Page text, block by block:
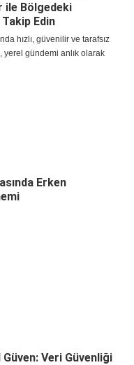
ile Bölgedeki
Edin
hızlı, güvenilir ve tarafsız
gündemi anlık olarak
Erken
Güven: Veri Güvenliği